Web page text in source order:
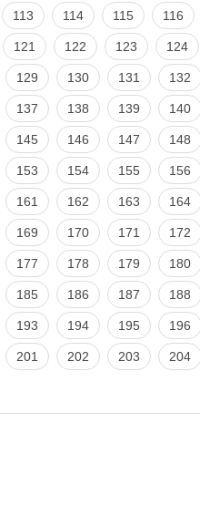
113 114 115 116
121 122 123 124
129 130 131 132
137 138 139 140
145 146 147 148
153 154 155 156
161 162 163 164
169 170 171 172
177 178 179 180
185 186 187 188
193 194 195 196
201 202 203 204